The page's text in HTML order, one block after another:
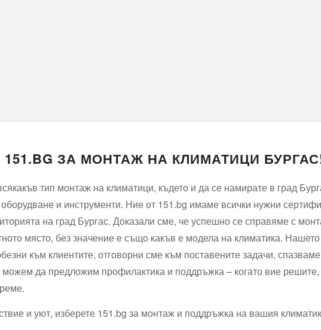
ЗА МОНТАЖ НА КЛИМАТИЦИ
тип монтаж на климатици, където и да се намирате в град
и инструменти. Ние от 151.bg имаме всички нужни
на град Бургас. Доказали сме, че успешно се справяме с
място, без значение е също какъв е модела на климатика.
към клиентите, отговорни сме към поставените задачи,
да предложим профилактика и поддръжка – когато вие
и уют, изберете 151.bg за монтаж и поддръжка на вашия